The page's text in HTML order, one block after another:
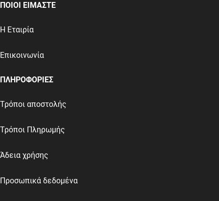
ΠΟΙΟΙ ΕΙΜΑΣΤΕ
Η Εταιρία
Επικοινωνία
ΠΛΗΡΟΦΟΡΙΕΣ
Τρόποι αποστολής
Τρόποι Πληρωμής
Άδεια χρήσης
Προσωπικά δεδομένα